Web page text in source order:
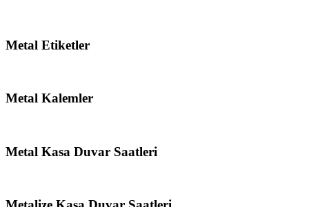
Metal Etiketler
Metal Kalemler
Metal Kasa Duvar Saatleri